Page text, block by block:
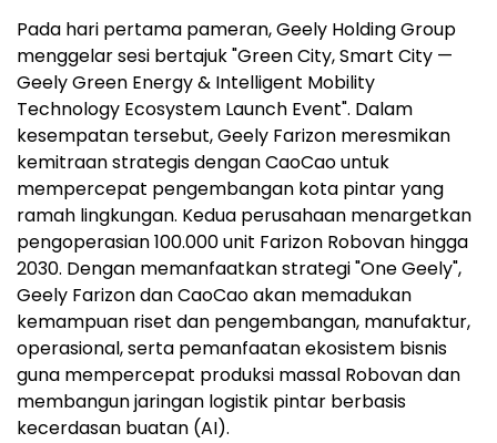
Pada hari pertama pameran, Geely Holding Group
menggelar sesi bertajuk "Green City, Smart City —
Geely Green Energy & Intelligent Mobility
Technology Ecosystem Launch Event". Dalam
kesempatan tersebut, Geely Farizon meresmikan
kemitraan strategis dengan CaoCao untuk
mempercepat pengembangan kota pintar yang
ramah lingkungan. Kedua perusahaan menargetkan
pengoperasian 100.000 unit Farizon Robovan hingga
2030. Dengan memanfaatkan strategi "One Geely",
Geely Farizon dan CaoCao akan memadukan
kemampuan riset dan pengembangan, manufaktur,
operasional, serta pemanfaatan ekosistem bisnis
guna mempercepat produksi massal Robovan dan
membangun jaringan logistik pintar berbasis
kecerdasan buatan (AI).